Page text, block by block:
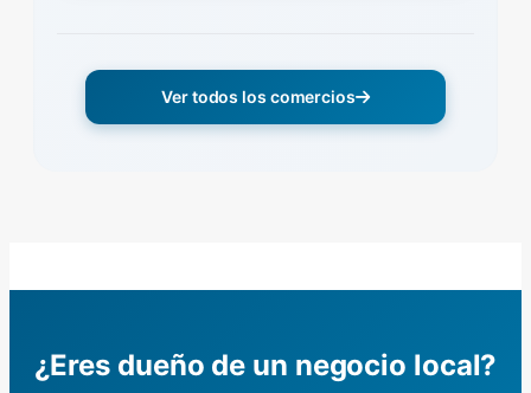
Ver todos los comercios
¿Eres dueño de un negocio local?